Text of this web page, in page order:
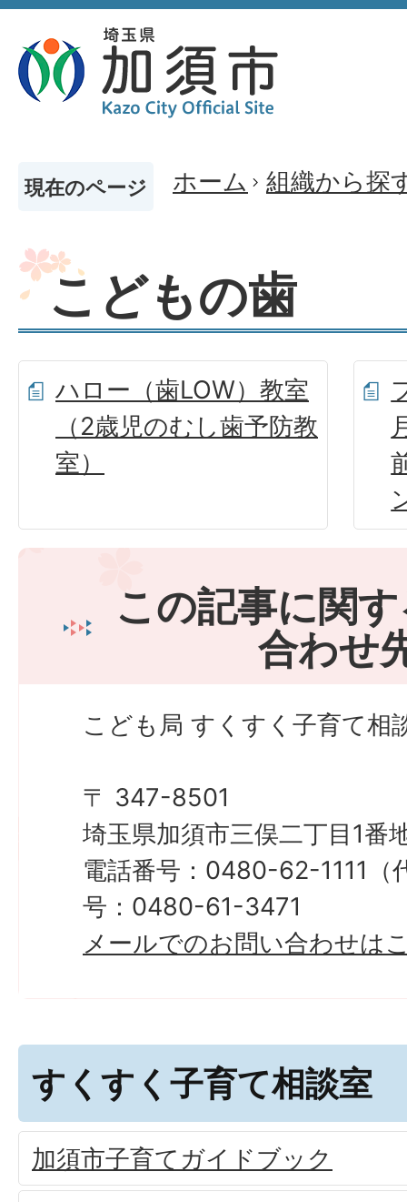
現在のページ ホーム 組織から探
こどもの歯
ハロー（歯LOW）教室
（2歳児のむし歯予防教
室）
この記事に関
合わせ
こども局 すくすく子育て相
〒 347-8501
埼玉県加須市三俣二丁目1番
電話番号：0480-62-1111（
号：0480-61-3471
メールでのお問い合わせは
すくすく子育て相談室
加須市子育てガイドブック